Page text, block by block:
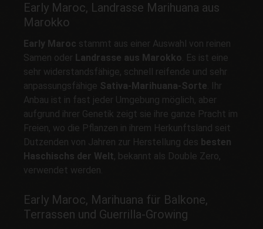
Early Maroc, Landrasse Marihuana aus
Marokko
Early Maroc stammt aus einer Auswahl von reinen
Samen oder Landrasse aus Marokko . Es ist eine
sehr widerstandsfähige, schnell reifende und sehr
anpassungsfähige Sativa-Marihuana-Sorte . Ihr
Anbau ist in fast jeder Umgebung möglich, aber
aufgrund ihrer Genetik zeigt sie ihre ganze Pracht im
Freien, wo die Pflanzen in ihrem Herkunftsland seit
Dutzenden von Jahren zur Herstellung des besten
Haschischs der Welt, bekannt als Double Zero,
verwendet werden.
Early Maroc, Marihuana für Balkone,
Terrassen und Guerrilla-Growing